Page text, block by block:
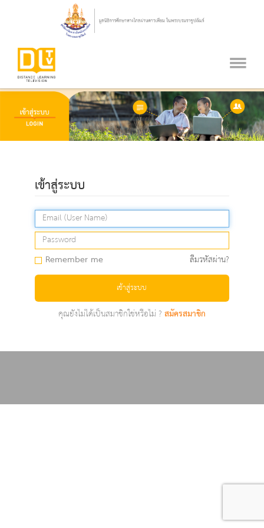
เข้าสู่ระบบ
Remember me ลืมรหัสผ่าน?
เข้าสู่ระบบ
คุณยังไม่ได้เป็นสมาชิกใช่หรือไม่ ?สมัครสมาชิก